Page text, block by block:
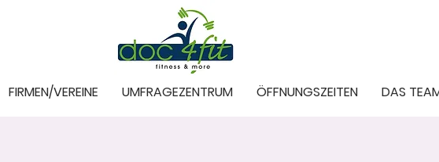
FIRMEN/VEREINE UMFRAGEZENTRUM ÖFFNUNGSZEITEN DAS